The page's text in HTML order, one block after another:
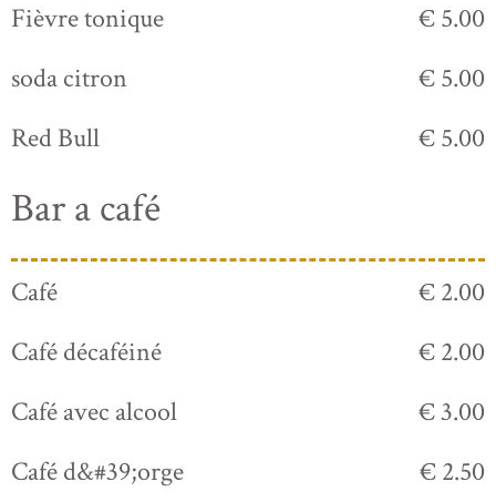
Fièvre tonique
€ 5.00
soda citron
€ 5.00
Red Bull
€ 5.00
Bar a café
Café
€ 2.00
Café décaféiné
€ 2.00
Café avec alcool
€ 3.00
Café d&#39;orge
€ 2.50